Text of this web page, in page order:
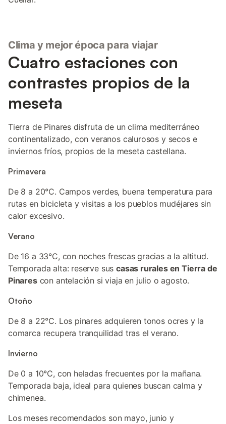
Clima y mejor época para viajar
Cuatro estaciones con
contrastes propios de la
meseta
Tierra de Pinares disfruta de un clima mediterráneo
continentalizado, con veranos calurosos y secos e
inviernos fríos, propios de la meseta castellana.
Primavera
De 8 a 20°C. Campos verdes, buena temperatura para
rutas en bicicleta y visitas a los pueblos mudéjares sin
calor excesivo.
Verano
De 16 a 33°C, con noches frescas gracias a la altitud.
Temporada alta: reserve suscasas rurales en Tierra de
Pinarescon antelación si viaja en julio o agosto.
Otoño
De 8 a 22°C. Los pinares adquieren tonos ocres y la
comarca recupera tranquilidad tras el verano.
Invierno
De 0 a 10°C, con heladas frecuentes por la mañana.
Temporada baja, ideal para quienes buscan calma y
chimenea.
Los meses recomendados son mayo, junio y